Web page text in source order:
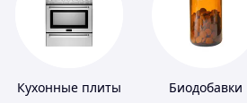
Кухонные плиты Биодобавки